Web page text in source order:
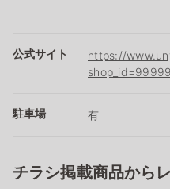
公式サイト
https://
駐車場 有
チラシ掲載商品から